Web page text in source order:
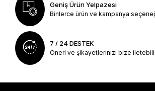
Geniş Ürün Yelpazesi
Binlerce ürün ve kampanya
7 / 24 DESTEK
Öneri ve şikayetlerinizi bize